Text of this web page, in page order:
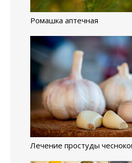
Ромашка аптечная
Лечение простуды